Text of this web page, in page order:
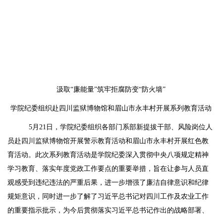
汲取“廉能量”筑牢拒腐防变“防火墙”
学院纪委组织赴四川监狱博物馆和眉山市永丰村开展系列教育活动
5月21日，学院纪委组织各部门系部新提拔干部、风险岗位人
员赴四川监狱博物馆开展警示教育活动和眉山市永丰村开展红色教
育活动。此次系列教育活动是学院纪委深入贯彻中央八项规定精神
学习教育、落实年度党政工作要点的重要举措，旨在让参与人员直
观感受到违纪违法的严重后果，进一步增强了廉洁自律意识和纪律
规矩意识，同时进一步了解了习近平总书记对四川工作及农业工作
的重要指示批示，为今后贯彻落实习近平总书记作出的战略部署、